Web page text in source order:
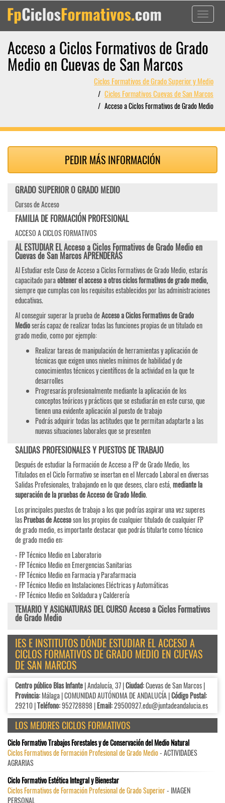
Toggle
Acceso a Ciclos Formativos de Grado
Medio en Cuevas de San Marcos
Ciclos Formativos de Grado Superior y Medio
Ciclos Formativos Cuevas de San Marcos
Acceso a Ciclos Formativos de Grado Medio
PEDIR MÁS INFORMACIÓN
GRADO SUPERIOR O GRADO MEDIO
Cursos de Acceso
FAMILIA DE FORMACIÓN PROFESIONAL
ACCESO A CICLOS FORMATIVOS
AL ESTUDIAR EL Acceso a Ciclos Formativos de Grado Medio en
Cuevas de San Marcos APRENDERÁS
Al Estudiar este Cuso de Acceso a Ciclos Formativos de Grado Medio, estarás
capacitado paraobtener el acceso a otros ciclos formativos de grado medio,
siempre que cumplas con los requisitos establecidos por las administraciones
educativas.
Al conseguir superar la prueba deAcceso a Ciclos Formativos de Grado
Medioserás capaz de realizar todas las funciones propias de un titulado en
grado medio, como por ejemplo:
Realizar tareas de manipulación de herramientas y aplicación de
técnicas que exigen unos niveles mínimos de habilidad y de
conocimientos técnicos y científicos de la actividad en la que te
desarrolles
Progresarás profesionalmente mediante la aplicación de los
conceptos teóricos y prácticos que se estudiarán en este curso, que
tienen una evidente aplicación al puesto de trabajo
Podrás adquirir todas las actitudes que te permitan adaptarte a las
nuevas situaciones laborales que se presenten
SALIDAS PROFESIONALES Y PUESTOS DE TRABAJO
Después de estudiar la Formación de Acceso a FP de Grado Medio, los
Titulados en el Ciclo Formativo se insertan en el Mercado Laboral en diversas
Salidas Profesionales, trabajando en lo que desees, claro está,mediante la
superación de la pruebas de Acceso de Grado Medio.
Los principales puestos de trabajo a los que podrías aspirar una vez superes
lasPruebas deAccesoson los propios de cualquier titulado de cualquier FP
de grado medio, es importante destacar que podrás titularte como técnico
de grado medio en:
- FP Técnico Medio en Laboratorio
- FP Técnico Medio en Emergencias Sanitarias
- FP Técnico Medio en Farmacia y Parafarmacia
- FP Técnico Medio en Instalaciones Eléctricas y Automáticas
- FP Técnico Medio en Soldadura y Calderería
TEMARIO Y ASIGNATURAS DEL CURSO Acceso a Ciclos Formativos
de Grado Medio
IES E INSTITUTOS DÓNDE ESTUDIAR EL ACCESO A
CICLOS FORMATIVOS DE GRADO MEDIO EN CUEVAS
DE SAN MARCOS
Centro público Blas Infante| Andalucía, 37 |Ciudad:Cuevas de San Marcos |
Provincia:Málaga | COMUNIDAD AUTÓNOMA DE ANDALUCÍA |Código Postal:
29210 |Teléfono:952728898 |Email:29500927.edu@juntadeandalucia.es
LOS MEJORES CICLOS FORMATIVOS
Ciclo Formativo Trabajos Forestales y de Conservación del Medio Natural
Ciclos Formativos de Formación Profesional de Grado Medio- ACTIVIDADES
AGRARIAS
Ciclo Formativo Estética Integral y Bienestar
Ciclos Formativos de Formación Profesional de Grado Superior- IMAGEN
PERSONAL